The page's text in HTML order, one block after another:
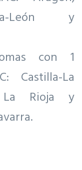
León y
con 1
Castilla-La
Rioja y